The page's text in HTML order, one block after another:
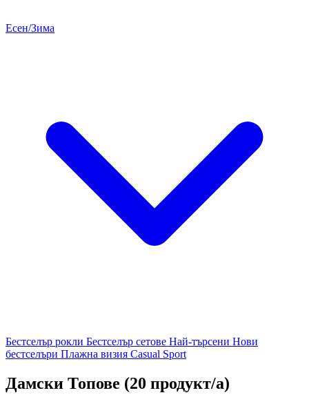
Есен/Зима
Бестселър рокли Бестселър сетове Най-търсени Нови
бестселъри Плажна визия Casual Sport
Дамски Топове (20 продукт/а)